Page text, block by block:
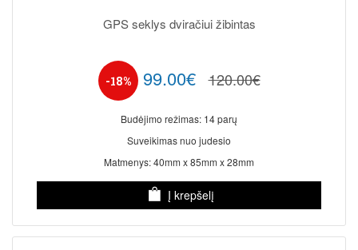
GPS seklys dviračiui žibintas
-18% 99.00€ 120.00€
Budėjimo režimas: 14 parų
Suveikimas nuo judesio
Matmenys: 40mm x 85mm x 28mm
Į krepšelį